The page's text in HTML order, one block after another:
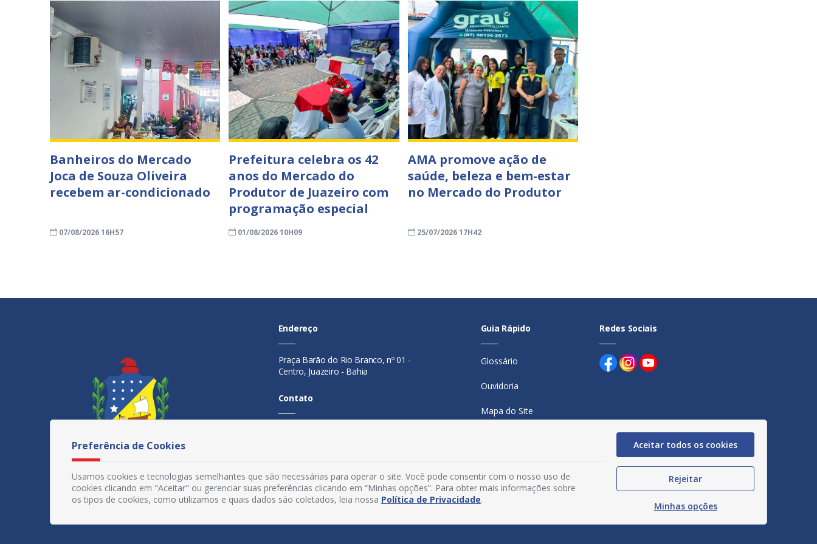
Banheiros do Mercado
Joca de Souza Oliveira
recebem ar-condicionado
07/08/2026 16H57
Prefeitura celebra os 42
anos do Mercado do
Produtor de Juazeiro com
programação especial
01/08/2026 10H09
AMA promove ação de
saúde, beleza e bem-estar
no Mercado do Produtor
25/07/2026 17H42
Endereço
Praça Barão do Rio Branco, nº 01 -
Centro, Juazeiro - Bahia
Contato
Segunda a sexta-feira, das 08h às
Guia Rápido
Glossário
Ouvidoria
Mapa do Site
Manual de Navegação
Política de Privacidade
Redes Sociais
Preferência de Cookies
Usamos cookies e tecnologias semelhantes que são necessárias para operar o site. Você pode consentir com o nosso uso de
cookies clicando em "Aceitar" ou gerenciar suas preferências clicando em “Minhas opções”. Para obter mais informações sobre
os tipos de cookies, como utilizamos e quais dados são coletados, leia nossa Política de Privacidade.
Aceitar todos os cookies
Rejeitar
Minhas opções